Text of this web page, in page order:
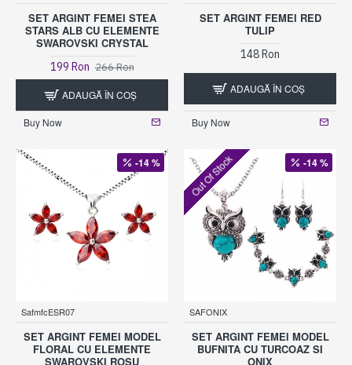
SET ARGINT FEMEI STEA
STARS ALB CU ELEMENTE
SWAROVSKI CRYSTAL
199 Ron 266 Ron
ADAUGĂ ÎN COŞ
Buy Now
SET ARGINT FEMEI RED
TULIP
148 Ron
ADAUGĂ ÎN COŞ
Buy Now
-14 %
SafmfcESR07
SET ARGINT FEMEI MODEL
FLORAL CU ELEMENTE
SWAROVSKI ROSU
-14 %
Out Of Stock
SAFONIX
SET ARGINT FEMEI MODEL
BUFNITA CU TURCOAZ SI
ONIX